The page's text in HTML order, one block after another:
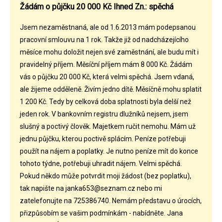
Žádám o půjčku 20 000 Kč Ihned Zn.: spěchá
Jsem nezaměstnaná, ale od 1.6.2013 mám podepsanou
pracovní smlouvu na 1 rok. Takže již od nadcházejícího
měsíce mohu doložit nejen své zaměstnání, ale budu mít i
pravidelný příjem. Měsíční příjem mám 8 000 Kč. Žádám
vás o půjčku 20 000 Kč, která velmi spěchá. Jsem vdaná,
ale žijeme odděleně. Živím jedno dítě. Měsíčně mohu splatit
1 200 Kč. Tedy by celková doba splatnosti byla delší než
jeden rok. V bankovním registru dlužníků nejsem, jsem
slušný a poctivý člověk. Majetkem ručit nemohu. Mám už
jednu půjčku, kterou poctivě splácím. Peníze potřebuji
použít na nájem a poplatky. Je nutno peníze mít do konce
tohoto týdne, potřebuji uhradit nájem. Velmi spěchá.
Pokud někdo může potvrdit moji žádost (bez poplatku),
tak napište na janka653@seznam.cz nebo mi
zatelefonujte na 725386740. Nemám představu o úrocích,
přizpůsobím se vašim podmínkám - nabídněte. Jana